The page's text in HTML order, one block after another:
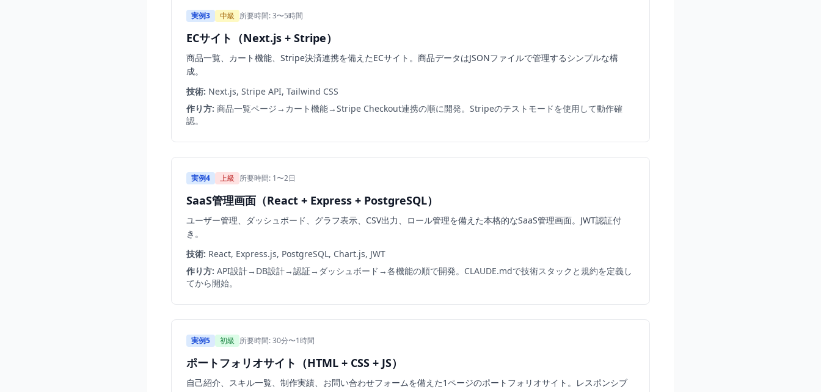
実例3 中級 所要時間: 3〜5時間
ECサイト（Next.js + Stripe）
商品一覧、カート機能、Stripe決済連携を備えたECサイト。商品データはJSONファイルで管理するシンプルな構
成。
技術: Next.js, Stripe API, Tailwind CSS
作り方: 商品一覧ページ→カート機能→Stripe Checkout連携の順に開発。Stripeのテストモードを使用して動作確
認。
実例4 上級 所要時間: 1〜2日
SaaS管理画面（React + Express + PostgreSQL）
ユーザー管理、ダッシュボード、グラフ表示、CSV出力、ロール管理を備えた本格的なSaaS管理画面。JWT認証付
き。
技術: React, Express.js, PostgreSQL, Chart.js, JWT
作り方: API設計→DB設計→認証→ダッシュボード→各機能の順で開発。CLAUDE.mdで技術スタックと規約を定義し
てから開始。
実例5 初級 所要時間: 30分〜1時間
ポートフォリオサイト（HTML + CSS + JS）
自己紹介、スキル一覧、制作実績、お問い合わせフォームを備えた1ページのポートフォリオサイト。レスポンシブ